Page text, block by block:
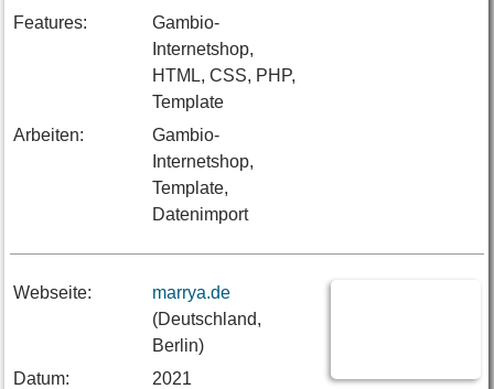
Features:
Gambio-
Internetshop,
HTML, CSS, PHP,
Template
Arbeiten:
Gambio-
Internetshop,
Template,
Datenimport
Webseite:
marrya.de
(Deutschland,
Berlin)
Datum:
2021